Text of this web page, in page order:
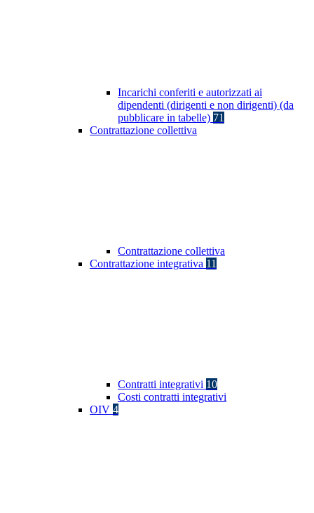
Incarichi conferiti e autorizzati ai
dipendenti (dirigenti e non dirigenti) (da
pubblicare in tabelle) 71
Contrattazione collettiva
Contrattazione collettiva
Contrattazione integrativa 11
Contratti integrativi 10
Costi contratti integrativi
OIV 4